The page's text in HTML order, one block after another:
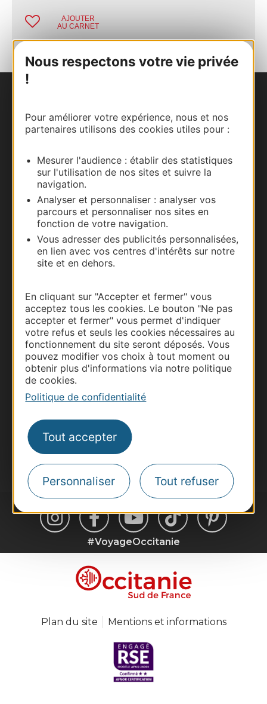
Nous respectons votre vie privée
!
Pour améliorer votre expérience, nous et nos
partenaires utilisons des cookies utiles pour :
Mesurer l'audience : établir des statistiques
sur l'utilisation de nos sites et suivre la
navigation.
Analyser et personnaliser : analyser vos
parcours et personnaliser nos sites en
fonction de votre navigation.
Vous adresser des publicités personnalisées,
en lien avec vos centres d'intérêts sur notre
site et en dehors.
En cliquant sur "Accepter et fermer" vous
acceptez tous les cookies. Le bouton "Ne pas
accepter et fermer" vous permet d'indiquer
votre refus et seuls les cookies nécessaires au
fonctionnement du site seront déposés. Vous
pouvez modifier vos choix à tout moment ou
obtenir plus d'informations via notre politique
de cookies.
Politique de confidentialité
Tout accepter
Personnaliser Tout refuser
AJOUTER
AU CARNET
Carte interactive
Documentation
Thermalisme
Business/Mice
Pros d'Occitanie
Site presse et d'influence
Voyagistes
Destination Sport
Destination Occitanie pour recevoir des
suggestions de séjours, de visites et de sorties.
Je m'abonne
#VoyageOccitanie
Plan du site Mentions et informations